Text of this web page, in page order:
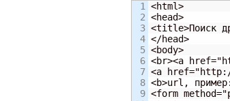
1
2
3
4
5
6
7
8
9
<html>
<head>
<title>Поиск
</head>
<body>
<br><a
<a href="http://
<b>url, пример:
<form